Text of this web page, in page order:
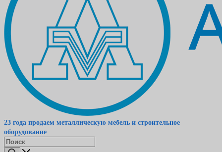
23 года продаем металлическую мебель и строительное
оборудование